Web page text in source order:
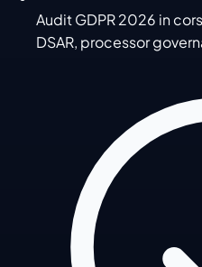
Audit GDPR 2026 in
DSAR, processor